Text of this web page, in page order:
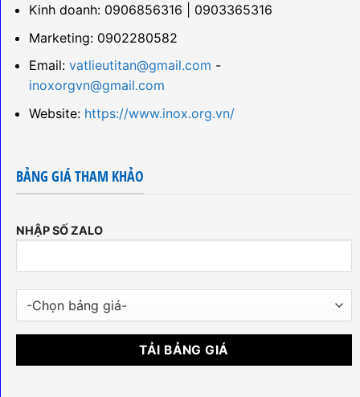
Kinh doanh: 0906856316 | 0903365316
Marketing: 0902280582
Email: vatlieutitan@gmail.com -
inoxorgvn@gmail.com
Website: https://www.inox.org.vn/
BẢNG GIÁ THAM KHẢO
NHẬP SỐ ZALO